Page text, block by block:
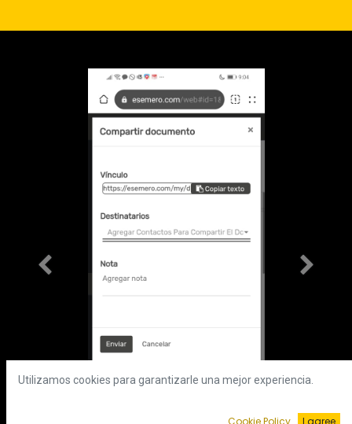
Anterior
Utilizamos cookies para garantizarle una mejor experiencia.
Cookie Policy I agree